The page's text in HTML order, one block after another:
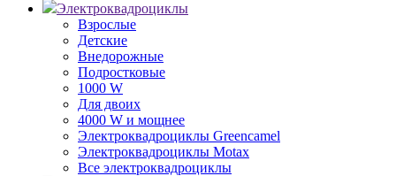
Электроквадроциклы
Взрослые
Детские
Внедорожные
Подростковые
1000 W
Для двоих
4000 W и мощнее
Электроквадроциклы Greencamel
Электроквадроциклы Motax
Все электроквадроциклы